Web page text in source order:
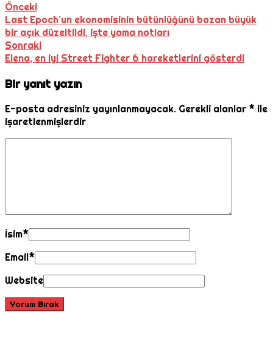
Önceki
Last Epoch’un ekonomisinin bütünlüğünü bozan büyük
bir açık düzeltildi, işte yama notları
Sonraki
Elena, en iyi Street Fighter 6 hareketlerini gösterdi
Bir yanıt yazın
E-posta adresiniz yayınlanmayacak. Gerekli alanlar * ile
işaretlenmişlerdir
İsim*
Email*
Website